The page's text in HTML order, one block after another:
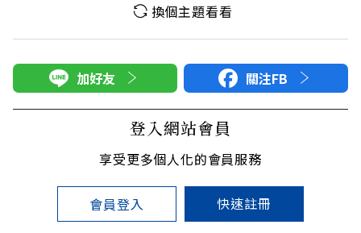
換個主題看看
加好友 關注FB
登入網站會員
享受更多個人化的會員服務
會員登入 快速註冊